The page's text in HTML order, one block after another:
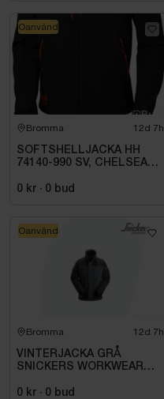
Bromma 12d 7h
SOFTSHELLJACKA HH
74140-990 SV, CHELSEA
0 kr · 0 bud
Oanvänd
Bromma 12d 7h
VINTERJACKA GRÅ
SNICKERS WORKWEAR
004 (S)
0 kr · 0 bud
Oanvänd